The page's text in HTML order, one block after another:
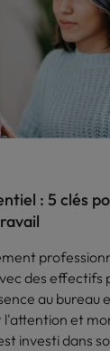
: 5 clés
des effectifs
au bureau
et
investi dans